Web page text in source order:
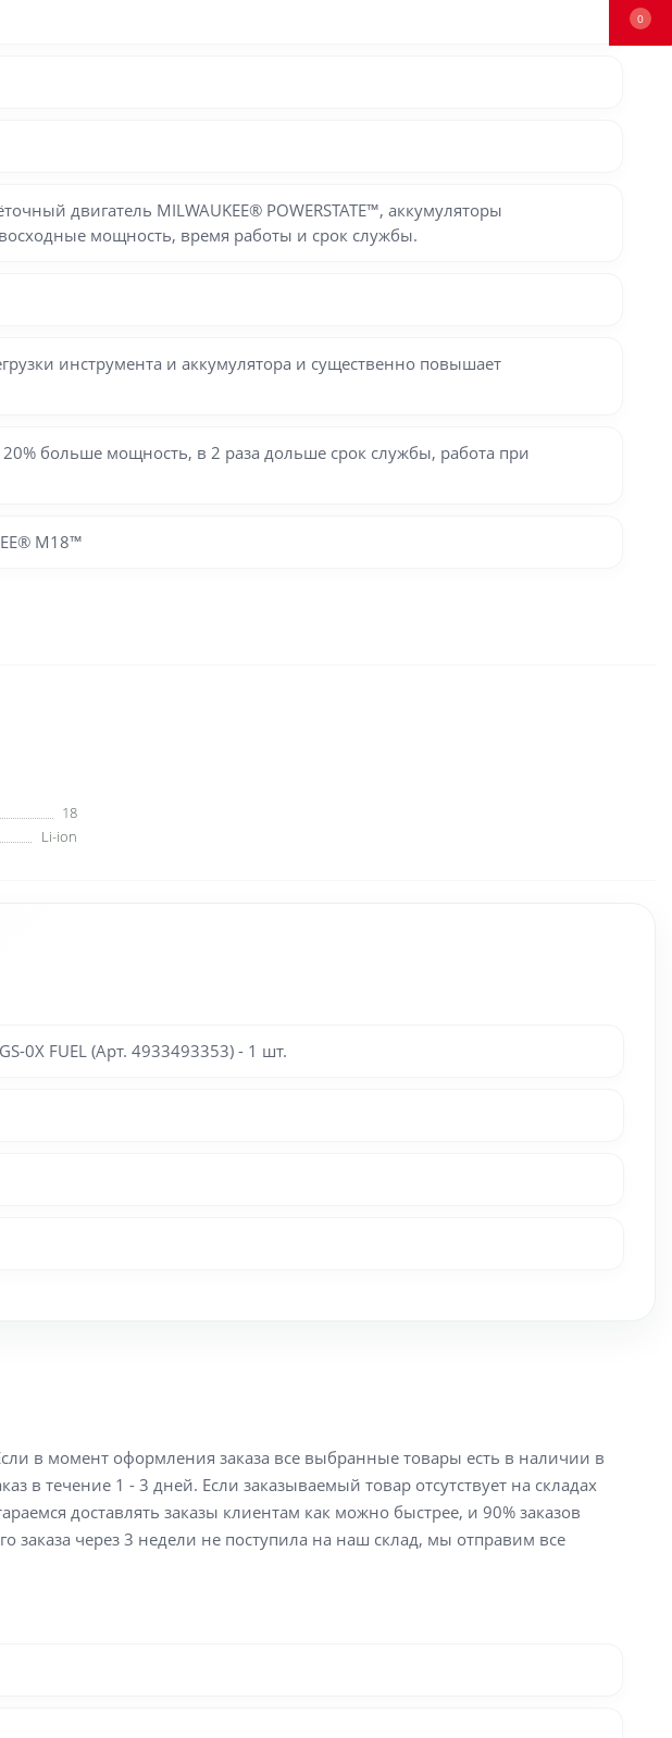
0
двигатель MILWAUKEE® POWERSTATE™, аккумуляторы
мощность, время работы и срок службы.
инструмента и аккумулятора и существенно повышает
больше мощность, в 2 раза дольше срок службы, работа при
M18™
18
Li-ion
0X FUEL (Арт. 4933493353) - 1 шт.
в момент оформления заказа все выбранные товары есть в наличии в
в течение 1 - 3 дней. Если заказываемый товар отсутствует на складах
доставлять заказы клиентам как можно быстрее, и 90% заказов
заказа через 3 недели не поступила на наш склад, мы отправим все